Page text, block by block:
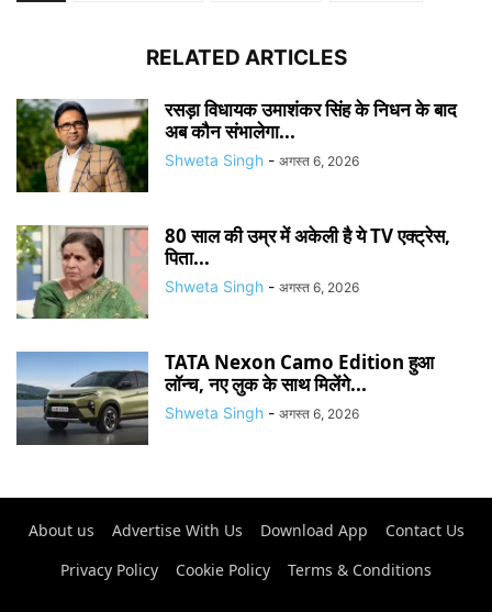
RELATED ARTICLES
रसड़ा विधायक उमाशंकर सिंह के निधन के बाद
अब कौन संभालेगा...
Shweta Singh - अगस्त 6, 2026
80 साल की उम्र में अकेली है ये TV एक्ट्रेस,
पिता...
Shweta Singh - अगस्त 6, 2026
TATA Nexon Camo Edition हुआ
लॉन्च, नए लुक के साथ मिलेंगे...
Shweta Singh - अगस्त 6, 2026
About us Advertise With Us Download App
Contact Us
Privacy Policy
Cookie Policy Terms & Conditions